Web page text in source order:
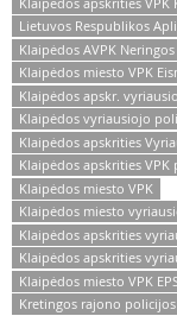
Lietuvos Respublikos
Klaipėdos AVPK Neringos
Klaipėdos miesto VPK
Klaipėdos apskr.
Klaipėdos vyriausiojo
Klaipėdos apskrities
Klaipėdos apskrities
Klaipėdos miesto VPK
Klaipėdos miesto
Klaipėdos apskrities
Klaipėdos apskrities
Klaipėdos miesto VPK
Kretingos rajono